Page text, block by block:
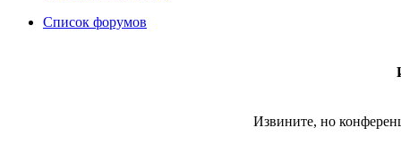
Список форумов
Извините, но